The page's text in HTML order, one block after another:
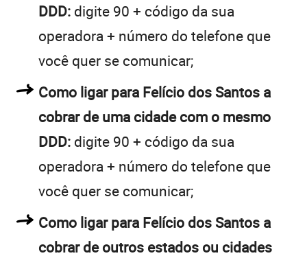
DDD: digite 90 + código da sua
operadora + número do telefone que
você quer se comunicar;
Como ligar para Felício dos Santos a
cobrar de uma cidade com o mesmo
DDD: digite 90 + código da sua
operadora + número do telefone que
você quer se comunicar;
Como ligar para Felício dos Santos a
cobrar de outros estados ou cidades